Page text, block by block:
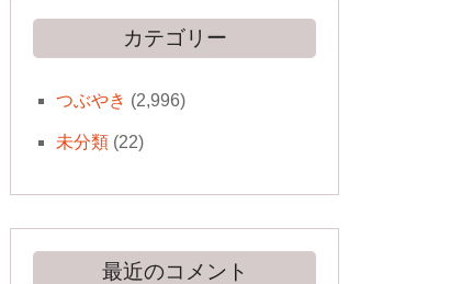
カテゴリー
つぶやき (2,996)
未分類(22)
最近のコメント